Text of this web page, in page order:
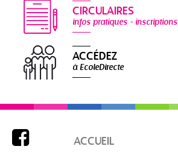
CIRCULAIRES
infos pratiques - inscriptions
ACCÉDEZ
à EcoleDirecte
 ACCUEIL